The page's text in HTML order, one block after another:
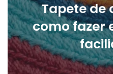
Tapete de
como fazer